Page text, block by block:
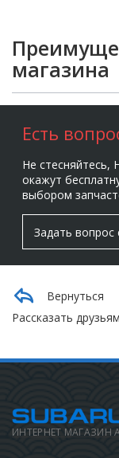
магазина
Есть
Не стесняйтесь,
окажут
выбором
Задать вопрос
Вернуться
Рассказать
ИНТЕРНЕТ МАГАЗИН